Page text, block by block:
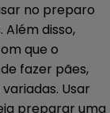
no preparo
Além disso,
que o
fazer pães,
Usar
preparar uma